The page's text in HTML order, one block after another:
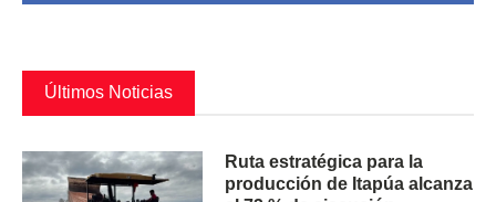
Últimos Noticias
Ruta estratégica para la
producción de Itapúa alcanza